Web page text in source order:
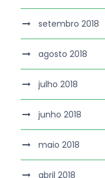
setembro 2018
agosto 2018
julho 2018
junho 2018
maio 2018
abril 2018